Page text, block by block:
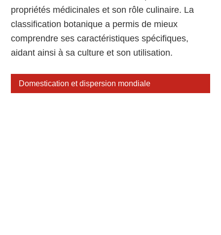
propriétés médicinales et son rôle culinaire. La
classification botanique a permis de mieux
comprendre ses caractéristiques spécifiques,
aidant ainsi à sa culture et son utilisation.
Domestication et dispersion mondiale